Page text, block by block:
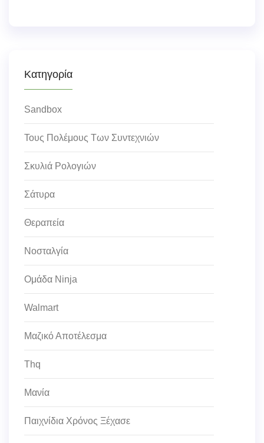
Κατηγορία
Sandbox
Τους Πολέμους Των Συντεχνιών
Σκυλιά Ρολογιών
Σάτυρα
Θεραπεία
Νοσταλγία
Ομάδα Ninja
Walmart
Μαζικό Αποτέλεσμα
Thq
Μανία
Παιχνίδια Χρόνος Ξέχασε